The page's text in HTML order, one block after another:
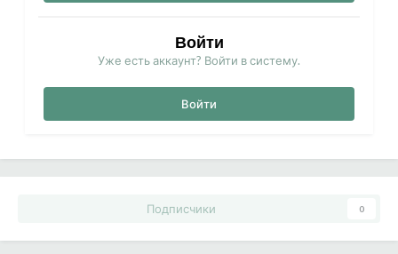
Войти
Уже есть аккаунт? Войти в систему.
Войти
Подписчики 0